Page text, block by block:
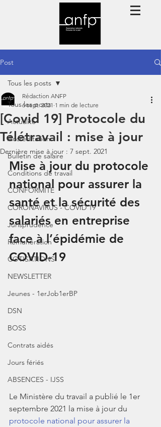
Post
Tous les posts
Actualité
Accréditation
Bulletin de salaire
Conditions de travail
CONFORMITE
CORONAVIRUS - COVID 19
Jurisprudence
Rémunération
COTISATIONS
NEWSLETTER
Jeunes - 1erJob1erBP
DSN
BOSS
Contrats aidés
Jours fériés
ABSENCES - IJSS
Tous les posts
[Covid 19] Protocole du
Télétravail : mise à jour
Rédaction ANFP
6 sept. 2021 1 min de lecture
Dernière mise à jour : 7 sept. 2021
Mise à jour du protocole
national pour assurer la
santé et la sécurité des
salariés en entreprise
face à l’épidémie de
COVID-19
Le Ministère du travail a publié le 1er
septembre 2021 la mise à jour du
protocole national pour assurer la